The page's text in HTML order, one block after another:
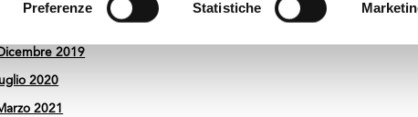
Preferenze Statistiche
2019
2020
2021